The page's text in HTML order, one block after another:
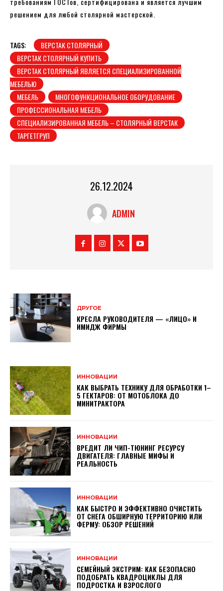
решением для любой столярной мастерской.
TAGS:
ВЕРСТАК СТОЛЯРНЫЙ
ВЕРСТАК СТОЛЯРНЫЙ КУПИТЬ
ВЕРСТАК СТОЛЯРНЫЙ ЯВЛЯЕТСЯ СПЕЦИАЛИЗИРОВАННОЙ
МЕБЕЛЬЮ
МЕБЕЛЬ
МНОГОФУНКЦИОНАЛЬНОЕ ОБОРУДОВАНИЕ
ПРОФЕССИОНАЛЬНАЯ МЕБЕЛЬ
СПЕЦИАЛИЗИРОВАННАЯ МЕБЕЛЬ – СТОЛЯРНЫЙ ВЕРСТАК
ТАРГЕТГРУП
26.12.2024
ADMIN
ДРУГОЕ
КРЕСЛА РУКОВОДИТЕЛЯ — «ЛИЦО» И
ИМИДЖ ФИРМЫ
ИННОВАЦИИ
КАК ВЫБРАТЬ ТЕХНИКУ ДЛЯ ОБРАБОТКИ 1–
5 ГЕКТАРОВ: ОТ МОТОБЛОКА ДО
МИНИТРАКТОРА
ИННОВАЦИИ
ВРЕДИТ ЛИ ЧИП-ТЮНИНГ РЕСУРСУ
ДВИГАТЕЛЯ: ГЛАВНЫЕ МИФЫ И
РЕАЛЬНОСТЬ
ИННОВАЦИИ
КАК БЫСТРО И ЭФФЕКТИВНО ОЧИСТИТЬ
ОТ СНЕГА ОБШИРНУЮ ТЕРРИТОРИЮ ИЛИ
ФЕРМУ: ОБЗОР РЕШЕНИЙ
ИННОВАЦИИ
СЕМЕЙНЫЙ ЭКСТРИМ: КАК БЕЗОПАСНО
ПОДОБРАТЬ КВАДРОЦИКЛЫ ДЛЯ
ПОДРОСТКА И ВЗРОСЛОГО